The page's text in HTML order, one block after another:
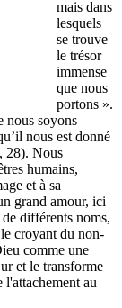
mais dans
lesquels
se trouve
le trésor
immense
que nous
portons ».
nous soyons
nous est donné
28). Nous
humains,
et à sa
grand amour, ici
différents noms,
croyant du non-
comme une
et le transforme
au